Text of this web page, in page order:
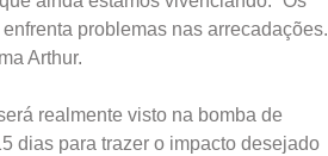
problemas nas arrecadações.
Arthur.
realmente visto na bomba de
dias para trazer o impacto desejado